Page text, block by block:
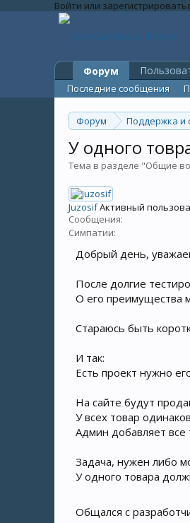
Войти или
Форум Поддержка и
У одного
Тема в разделе "Общие
JuzosifАктивный
Сообщения:
Симпатии:
Добрый день,
После долгие
О его преимущества
Стараюсь быть
И так:
Есть проект нужно
На сайте будут
У всех товар
Админ добавляет
Задача, нужен либо
У одного товара
Общался с
Форум
Последние сообщения